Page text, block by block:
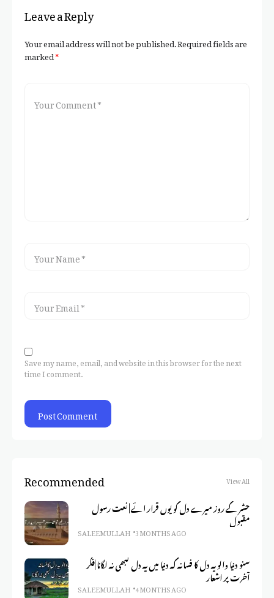
Leave a Reply
Your email address will not be published.Required fields are
marked*
Save my name, email, and website in this browser for the next
time I comment.
Recommended View All
حشر کے روز میرے دل کو یوں قرار ائے | نعت رسول
مقبول
SALEEM ULLAH 3 MONTHS AGO
سنو دنیا والو یہ دل کا فسانہ کہ دنیا میں یہ دل کبھی نہ لگانا |فکر
آخرت پر اشعار
SALEEM ULLAH 4 MONTHS AGO